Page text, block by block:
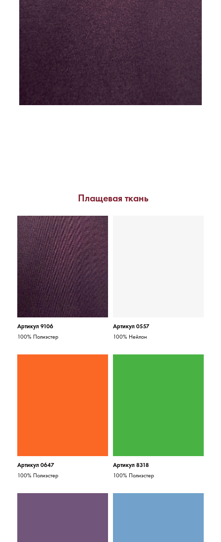
Плащевая ткань
Артикул 9106
100% Полиэстер
Артикул 0557
100% Нейлон
Артикул 0647
100% Полиэстер
Артикул 8318
100% Полиэстер